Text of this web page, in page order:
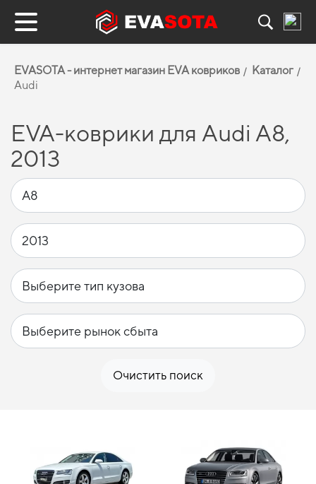
EVASOTA - интернет магазин EVA ковриков
Каталог
Audi
EVA-коврики для Audi A8,
2013
Очистить поиск